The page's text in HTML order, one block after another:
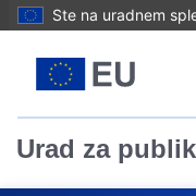
Ste na uradnem
Urad za